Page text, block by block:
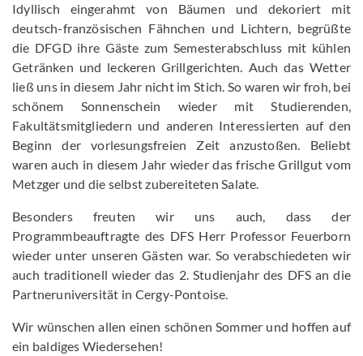
Idyllisch eingerahmt von Bäumen und dekoriert mit
deutsch-französischen Fähnchen und Lichtern, begrüßte
die DFGD ihre Gäste zum Semesterabschluss mit kühlen
Getränken und leckeren Grillgerichten. Auch das Wetter
ließ uns in diesem Jahr nicht im Stich. So waren wir froh, bei
schönem Sonnenschein wieder mit Studierenden,
Fakultätsmitgliedern und anderen Interessierten auf den
Beginn der vorlesungsfreien Zeit anzustoßen. Beliebt
waren auch in diesem Jahr wieder das frische Grillgut vom
Metzger und die selbst zubereiteten Salate.
Besonders freuten wir uns auch, dass der
Programmbeauftragte des DFS Herr Professor Feuerborn
wieder unter unseren Gästen war. So verabschiedeten wir
auch traditionell wieder das 2. Studienjahr des DFS an die
Partneruniversität in Cergy-Pontoise.
Wir wünschen allen einen schönen Sommer und hoffen auf
ein baldiges Wiedersehen!